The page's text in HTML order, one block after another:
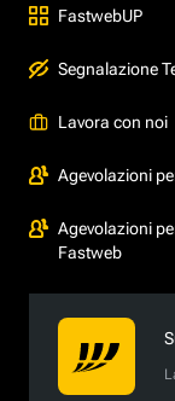
FastwebUP
Segnalazione
Lavora con noi
Agevolazioni
Agevolazioni
Fastweb